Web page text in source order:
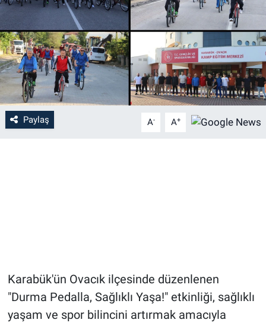
Paylaş A- A+
Karabük'ün Ovacık ilçesinde düzenlenen
"Durma Pedalla, Sağlıklı Yaşa!" etkinliği, sağlıklı
yaşam ve spor bilincini artırmak amacıyla